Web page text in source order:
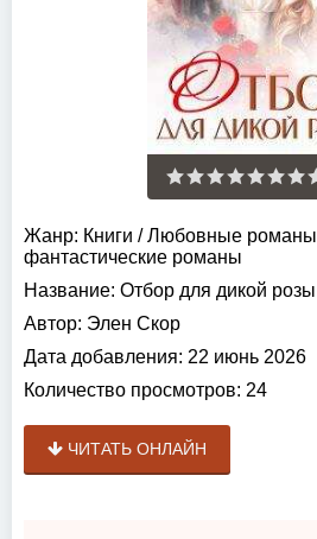
Жанр: Книги /Любовные романы
фантастические романы
Название: Отбор для дикой розы
Автор: Элен Скор
Дата добавления: 22 июнь 2026
Количество просмотров: 24
ЧИТАТЬ ОНЛАЙН